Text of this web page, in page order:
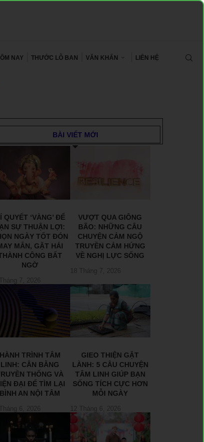
NAY THƯỚC LỖ BAN VĂN KHẤN LIÊN HỆ
BÀI VIẾT MỚI
QUYẾT ‘VÀNG’ ĐỂ
SỰ THUẬN LỢI:
NGÀY TỐT ĐÓN
MẮN, GẶT HÁI
CÔNG BẤT
NGỜ
Tháng 7, 2026
VƯỢT QUA GIÔNG
BÃO: NHỮNG CÂU
CHUYỆN CẢM NGỘ
TRUYỀN CẢM HỨNG
VỀ NGHỊ LỰC SỐNG
18 Tháng 7, 2026
HÀNH TRÌNH TÂM
LINH: CÂN BẰNG
THỐNG VÀ
ĐẠI ĐỂ TÌM LẠI
BÌNH AN NỘI TÂM
6, 2026
GIEO THIỆN GẶT
LÀNH: 5 CÂU CHUYỆN
TÂM LINH GIÚP BẠN
SỐNG TÍCH CỰC HƠN
MỖI NGÀY
12 Tháng 6, 2026